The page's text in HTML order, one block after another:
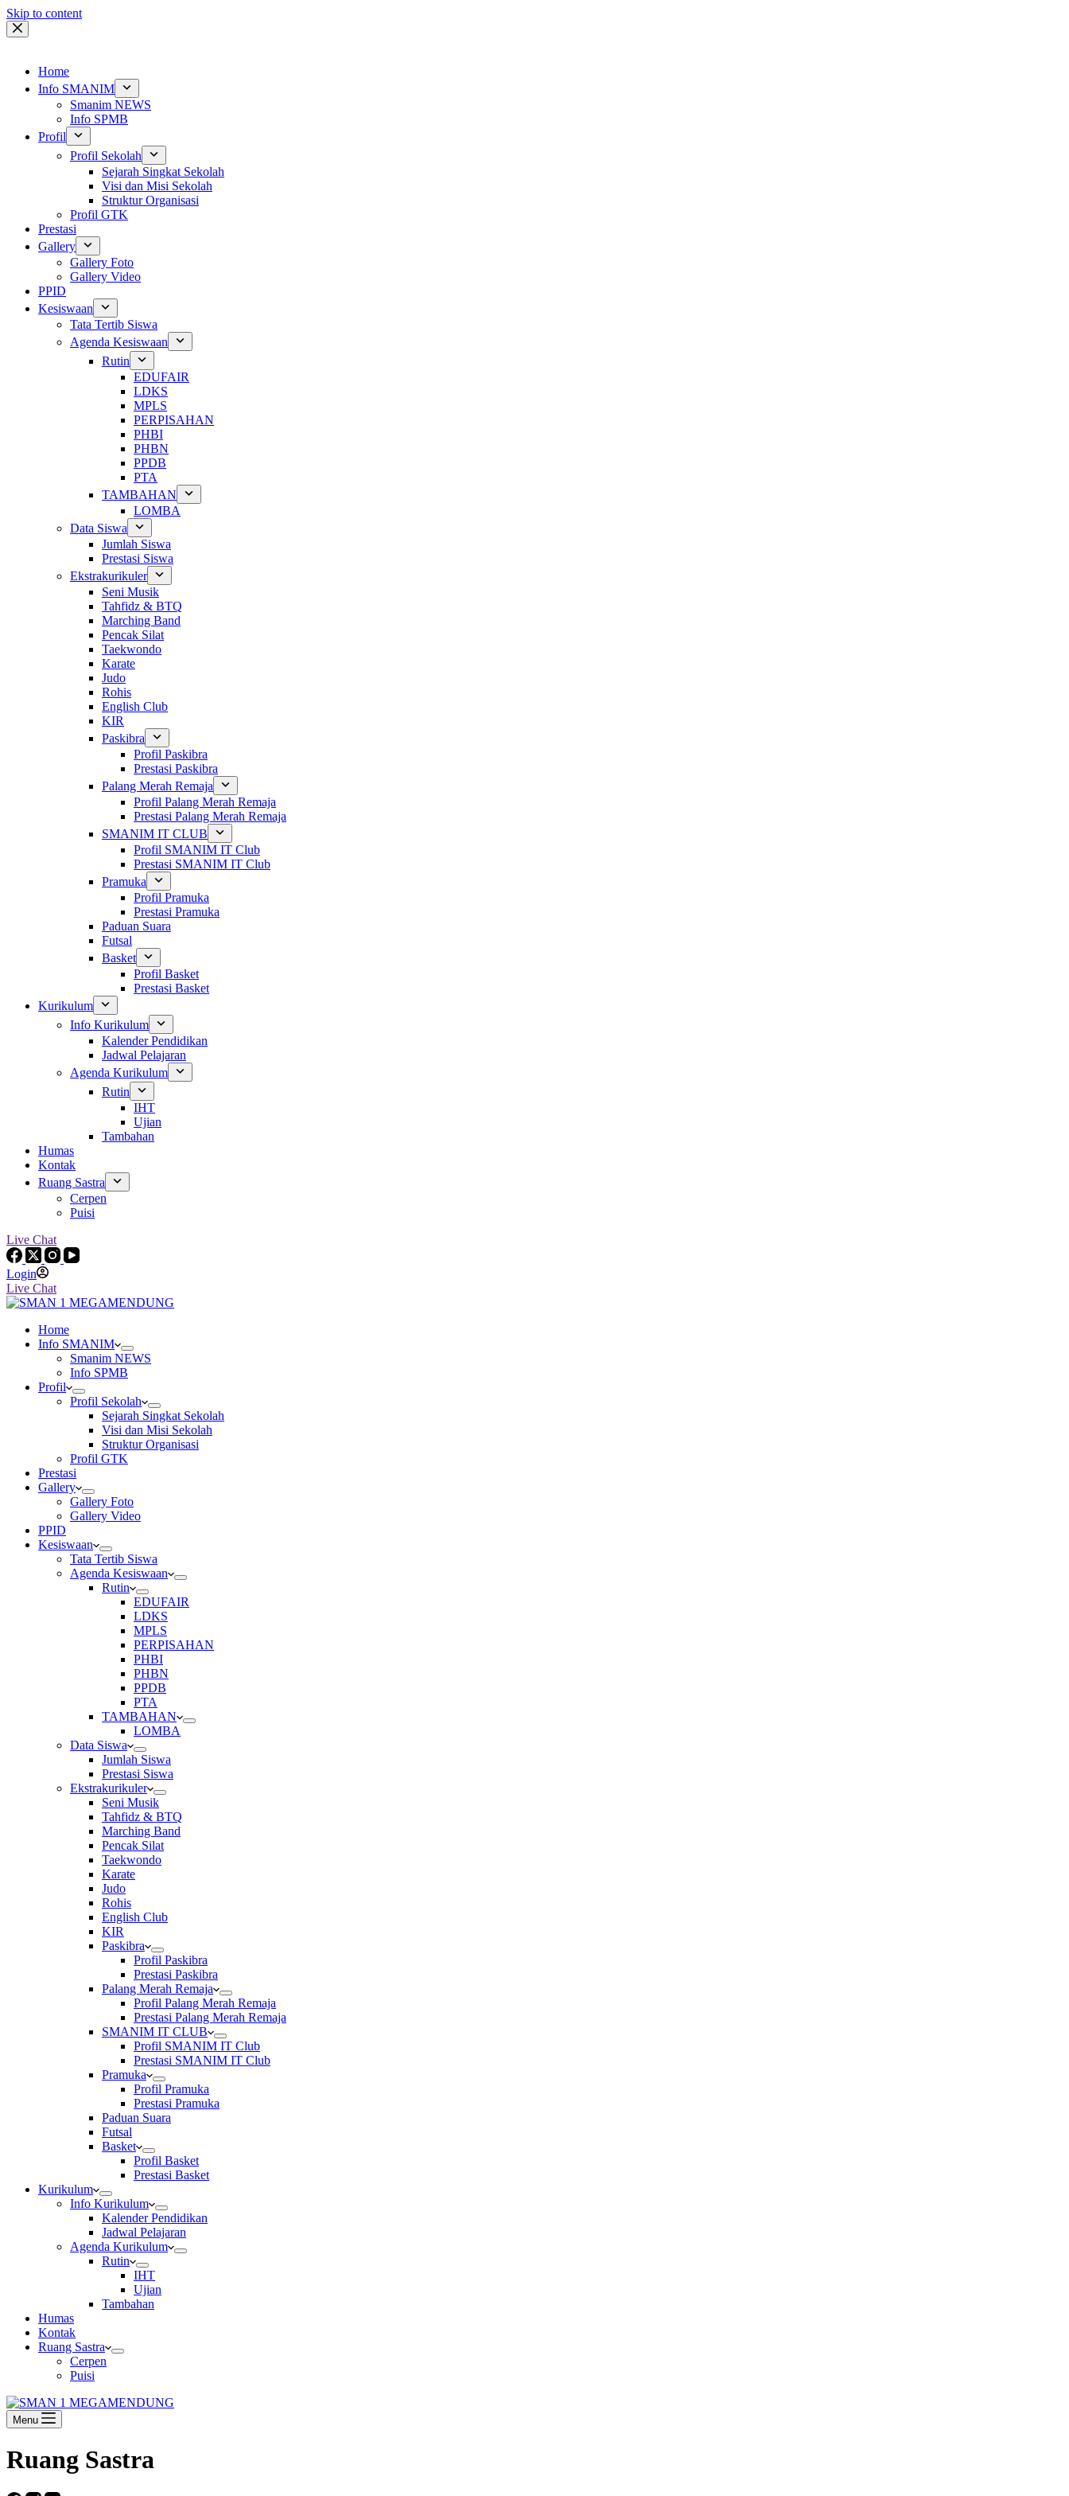
Skip to content
Home
Info SMANIM
Smanim NEWS
Info SPMB
Profil
Profil Sekolah
Sejarah Singkat Sekolah
Visi dan Misi Sekolah
Struktur Organisasi
Profil GTK
Prestasi
Gallery
Gallery Foto
Gallery Video
PPID
Kesiswaan
Tata Tertib Siswa
Agenda Kesiswaan
Rutin
EDUFAIR
LDKS
MPLS
PERPISAHAN
PHBI
PHBN
PPDB
PTA
TAMBAHAN
LOMBA
Data Siswa
Jumlah Siswa
Prestasi Siswa
Ekstrakurikuler
Seni Musik
Tahfidz & BTQ
Marching Band
Pencak Silat
Taekwondo
Karate
Judo
Rohis
English Club
KIR
Paskibra
Profil Paskibra
Prestasi Paskibra
Palang Merah Remaja
Profil Palang Merah Remaja
Prestasi Palang Merah Remaja
SMANIM IT CLUB
Profil SMANIM IT Club
Prestasi SMANIM IT Club
Pramuka
Profil Pramuka
Prestasi Pramuka
Paduan Suara
Futsal
Basket
Profil Basket
Prestasi Basket
Kurikulum
Info Kurikulum
Kalender Pendidikan
Jadwal Pelajaran
Agenda Kurikulum
Rutin
IHT
Ujian
Tambahan
Humas
Kontak
Ruang Sastra
Cerpen
Puisi
Live Chat
Login
Live Chat
Home
Info SMANIM
Smanim NEWS
Info SPMB
Profil
Profil Sekolah
Sejarah Singkat Sekolah
Visi dan Misi Sekolah
Struktur Organisasi
Profil GTK
Prestasi
Gallery
Gallery Foto
Gallery Video
PPID
Kesiswaan
Tata Tertib Siswa
Agenda Kesiswaan
Rutin
EDUFAIR
LDKS
MPLS
PERPISAHAN
PHBI
PHBN
PPDB
PTA
TAMBAHAN
LOMBA
Data Siswa
Jumlah Siswa
Prestasi Siswa
Ekstrakurikuler
Seni Musik
Tahfidz & BTQ
Marching Band
Pencak Silat
Taekwondo
Karate
Judo
Rohis
English Club
KIR
Paskibra
Profil Paskibra
Prestasi Paskibra
Palang Merah Remaja
Profil Palang Merah Remaja
Prestasi Palang Merah Remaja
SMANIM IT CLUB
Profil SMANIM IT Club
Prestasi SMANIM IT Club
Pramuka
Profil Pramuka
Prestasi Pramuka
Paduan Suara
Futsal
Basket
Profil Basket
Prestasi Basket
Kurikulum
Info Kurikulum
Kalender Pendidikan
Jadwal Pelajaran
Agenda Kurikulum
Rutin
IHT
Ujian
Tambahan
Humas
Kontak
Ruang Sastra
Cerpen
Puisi
Menu
Ruang Sastra